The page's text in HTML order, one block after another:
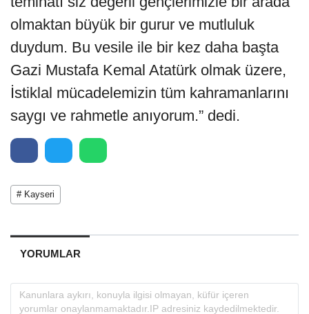
olmaktan büyük bir gurur ve mutluluk
duydum. Bu vesile ile bir kez daha başta
Gazi Mustafa Kemal Atatürk olmak üzere,
İstiklal mücadelemizin tüm kahramanlarını
saygı ve rahmetle anıyorum.” dedi.
# Kayseri
YORUMLAR